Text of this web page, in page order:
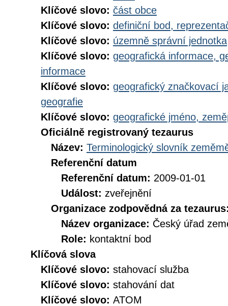
Klíčové slovo: část obce
Klíčové slovo: definiční bod,
Klíčové slovo: územně správní jednotka
Klíčové slovo: geografická informace,
informace
Klíčové slovo: geografický značkovací
geografie
Klíčové slovo: geografické jméno,
Oficiálně registrovaný tezaurus
Název: Terminologický slovník
Referenční datum
Referenční datum: 2009-01-01
Událost: zveřejnění
Organizace zodpovědná za
Název organizace: Český úřad
Role: kontaktní bod
Klíčová slova
Klíčové slovo: stahovací služba
Klíčové slovo: stahování dat
Klíčové slovo: ATOM